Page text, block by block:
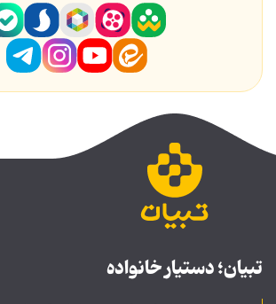
تبیان؛ دستیار خانواده